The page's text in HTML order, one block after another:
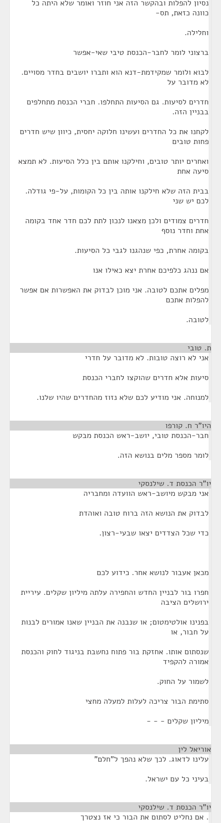
נסיון להפלות ובהקשר הזה אני חוזר ואומר שלא היתה כל
כוונה כזאת, תס-
וחלילה.
ברצוני לומר לחבר-הכנסת טיבי שאי-אפשר
לבוא ולומר שמקידמת-דנא הוא ותברו יושבים בחדר מסויים.
לא מדובר על
חדרים לסיעות. גם הסיעות התחלפו. חברי הכנסת מתחלפים
בבניין הזה.
לקחנו את כל החדרים ועשינו חלוקה יחסית, כיוון שיש חדרים
פחות טובים
ואחרים יותר טובים, וחילקנו אותם בין כלל הסיעות. לא תמצא
סיעה אחת
בבית הזה שלא חילקנו אותה בין כל הקומות, על-פי גודלה.
לכם יש שני
חדרים צמודים ולכן מצאנו לנכון לתת לכם חדר אחד בקומה
אחת וחדר נוסף
בקומה אחרת, כפי שנהגנו לגבי כל הסיעות.
אם ננהג כלפיכם אחרת יצא כאילו אנו
מפלים אתכם לטובה. אני מוכן לבדוק את האפשרות אם אפשר
להפלות אתכם
לטובה.
ת. טובי
אני לא רוצה טובות. לא מדובר על חדרי
סיעות אלא חדרים שהוקצו לחברי הכנסת
למנוחה. אני מודיע לכם שלא נזוז מהחדרים שהיו שלנו.
היו"ר ח. קורפו
חבר-הכנסת טובי, יושב-ראש הכנסת מבקש
לומר מספר מלים בנושא הזה.
יו"ר הכנסת ד. שילנסקי
אני מבקש מיושב-ראש הוועדה ומחבריה
לבדוק את הנושא הזה ברוח טובה ואוהדת
כדי שכל הצדדים יצאו שבעי-רצון.
מכאן אעבור לנושא אחר. כידוע לכם
חפרו בור לבניין החדש והחפירה עלתה מיליון שקלים. עיריית
ירושלים הציבה
בפנינו אולטימטום; או שנבנה את הבניין שאנו אמורים לבנות
על חבור, או
שנסתום אותו. אחזקת בור פתוח נחשבת בניגוד לחוק והכנסת
אמורה להקפיד
לשמור על החוק.
סתימת הבור צריכה לעלות למעלה מחצי
מיליון שקלים - - -
אוריאל לין
עלינו לדאוג. לכך שלא נהפך ל"חלם"
בעיני כל עם ישראל.
יו"ר הכנסת ד. שילנסקי
. אם נחליט לסתום את הבור כי אז נצטרך